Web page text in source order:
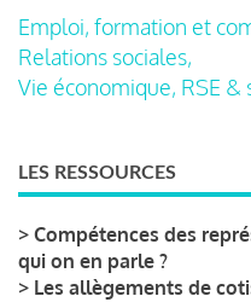
Emploi, formation et
Relations sociales,
Vie économique, RSE &
LES RESSOURCES
> Compétences des
qui on en parle ?
> Les allègements de